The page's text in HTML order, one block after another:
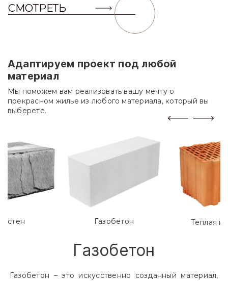
СМОТРЕТЬ
Адаптируем проект под любой
материал
Мы поможем вам реализовать вашу мечту о
прекрасном жилье из любого материала, который вы
выберете.
Газобетон Теплая
Газобетон
Газобетон – это искусственно созданный материал,